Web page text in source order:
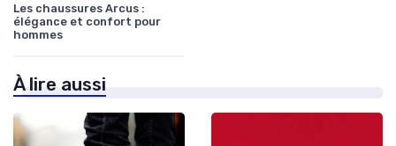
Les chaussures Arcus :
élégance et confort pour
hommes
À lire aussi